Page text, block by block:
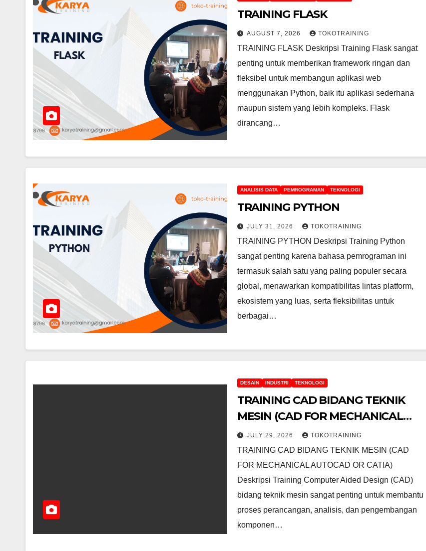
TRAINING FLASK
AUGUST 7, 2026 TOKOTRAINING
TRAINING FLASK Deskripsi Training Flask sangat
penting untuk memberikan framework ringan dan
fleksibel untuk membangun aplikasi web
menggunakan Python, baik itu aplikasi sederhana
maupun sistem yang lebih kompleks. Flask
dirancang…
ANALISIS DATA PEMROGRAMAN TEKNOLOGI
TRAINING PYTHON
JULY 31, 2026 TOKOTRAINING
TRAINING PYTHON Deskripsi Training Python
sangat penting karena bahasa pemrograman ini
termasuk salah satu yang paling populer secara
global, menawarkan kompatibilitas lintas platform,
ekosistem yang luas, serta fleksibilitas untuk
berbagai…
DESAIN INDUSTRI TEKNOLOGI
TRAINING CAD BIDANG TEKNIK
MESIN (CAD FOR MECHANICAL
AUTOCAD OR CATIA)
JULY 29, 2026 TOKOTRAINING
TRAINING CAD BIDANG TEKNIK MESIN (CAD
FOR MECHANICAL AUTOCAD OR CATIA)
Deskripsi Training Computer Aided Design (CAD)
bidang teknik mesin sangat penting untuk membantu
proses perancangan, analisis, dan pengembangan
komponen…